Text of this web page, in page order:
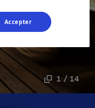
1 / 14
Accepter